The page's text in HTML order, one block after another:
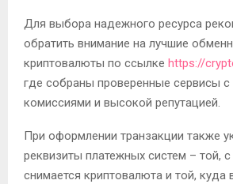
Для выбора надежного ресурса
обратить внимание на лучшие
криптовалюты по ссылке https://
где собраны проверенные сервисы
комиссиями и высокой репутацией.
При оформлении транзакции также
реквизиты платежных систем – той,
снимается криптовалюта и той, куда